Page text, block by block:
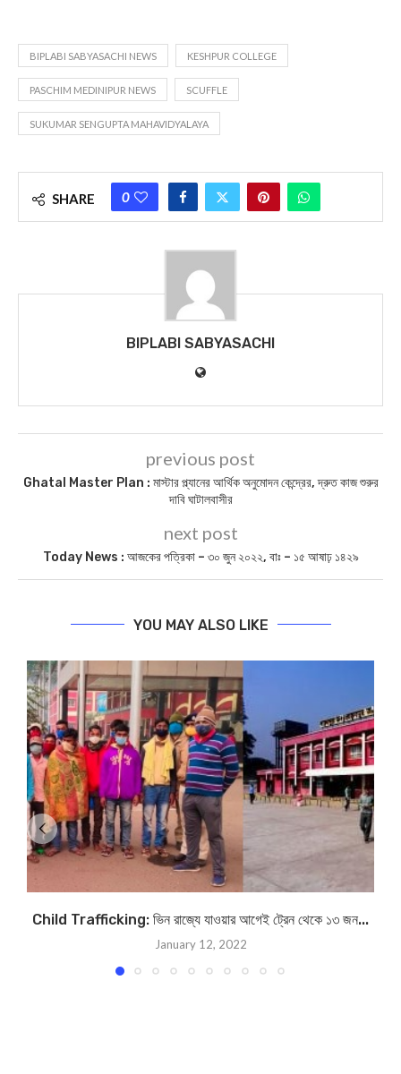
BIPLABI SABYASACHI NEWS KESHPUR COLLEGE
PASCHIM MEDINIPUR NEWS SCUFFLE
SUKUMAR SENGUPTA MAHAVIDYALAYA
SHARE 0
BIPLABI SABYASACHI
previous post
Ghatal Master Plan : মাস্টার প্ল্যানের আর্থিক অনুমোদন কেন্দ্রের, দ্রুত কাজ শুরুর
দাবি ঘাটালবাসীর
next post
Today News : আজকের পত্রিকা – ৩০ জুন ২০২২, বাঃ – ১৫ আষাঢ় ১৪২৯
YOU MAY ALSO LIKE
Child Trafficking: ভিন রাজ্যে যাওয়ার আগেই ট্রেন থেকে ১৩ জন...
January 12, 2022